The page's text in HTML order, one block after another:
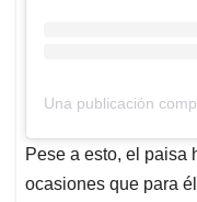
Una publicación
Pese a esto, el paisa
ocasiones que para